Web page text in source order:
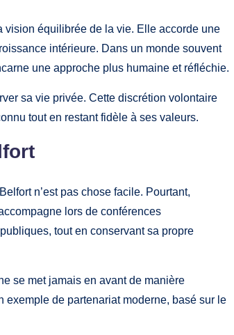
vision équilibrée de la vie. Elle accorde une
intérieure. Dans un monde souvent
une approche plus humaine et réfléchie.
sa vie privée. Cette discrétion volontaire
tout en restant fidèle à ses valeurs.
n’est pas chose facile. Pourtant,
lors de conférences
tout en conservant sa propre
se met jamais en avant de manière
de partenariat moderne, basé sur le